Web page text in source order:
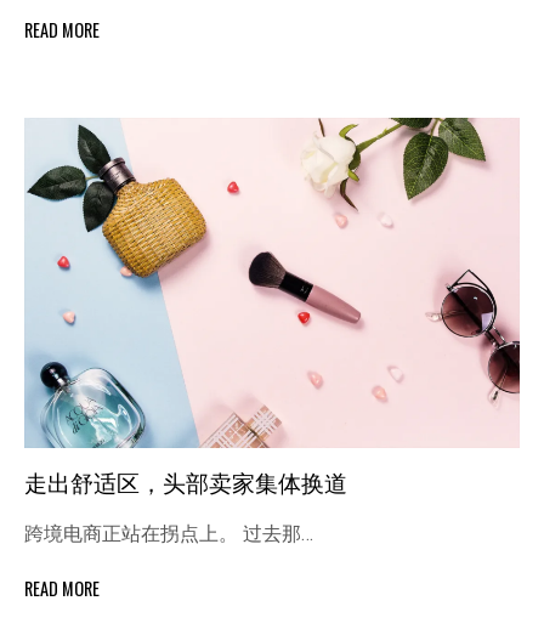
READ MORE
走出舒适区，头部卖家集体换道
跨境电商正站在拐点上。 过去那…
READ MORE